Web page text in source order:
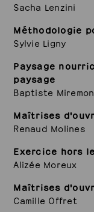
Sacha Lenzini
Méthodologie
Sylvie Ligny
Paysage
paysage
Baptiste
Maîtrises
Renaud Molines
Exercice hors
Alizée Moreux
Maîtrises
Camille Offret